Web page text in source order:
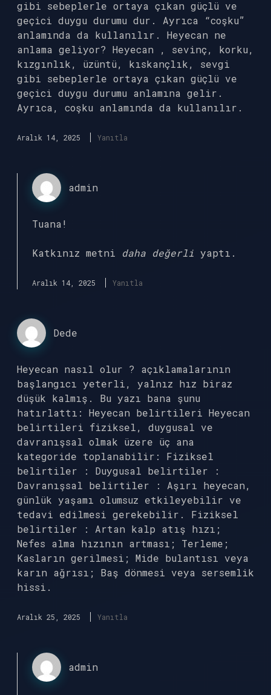
gibi sebeplerle ortaya çıkan güçlü ve
geçici duygu durumu dur. Ayrıca “coşku”
anlamında da kullanılır. Heyecan ne
anlama geliyor? Heyecan , sevinç, korku,
kızgınlık, üzüntü, kıskançlık, sevgi
gibi sebeplerle ortaya çıkan güçlü ve
geçici duygu durumu anlamına gelir.
Ayrıca, coşku anlamında da kullanılır.
Aralık 14, 2025 Yanıtla
admin
Tuana!
Katkınız metni daha değerli yaptı.
Aralık 14, 2025 Yanıtla
Dede
Heyecan nasıl olur ? açıklamalarının
başlangıcı yeterli, yalnız hız biraz
düşük kalmış. Bu yazı bana şunu
hatırlattı: Heyecan belirtileri Heyecan
belirtileri fiziksel, duygusal ve
davranışsal olmak üzere üç ana
kategoride toplanabilir: Fiziksel
belirtiler : Duygusal belirtiler :
Davranışsal belirtiler : Aşırı heyecan,
günlük yaşamı olumsuz etkileyebilir ve
tedavi edilmesi gerekebilir. Fiziksel
belirtiler : Artan kalp atış hızı;
Nefes alma hızının artması; Terleme;
Kasların gerilmesi; Mide bulantısı veya
karın ağrısı; Baş dönmesi veya sersemlik
hissi.
Aralık 25, 2025 Yanıtla
admin